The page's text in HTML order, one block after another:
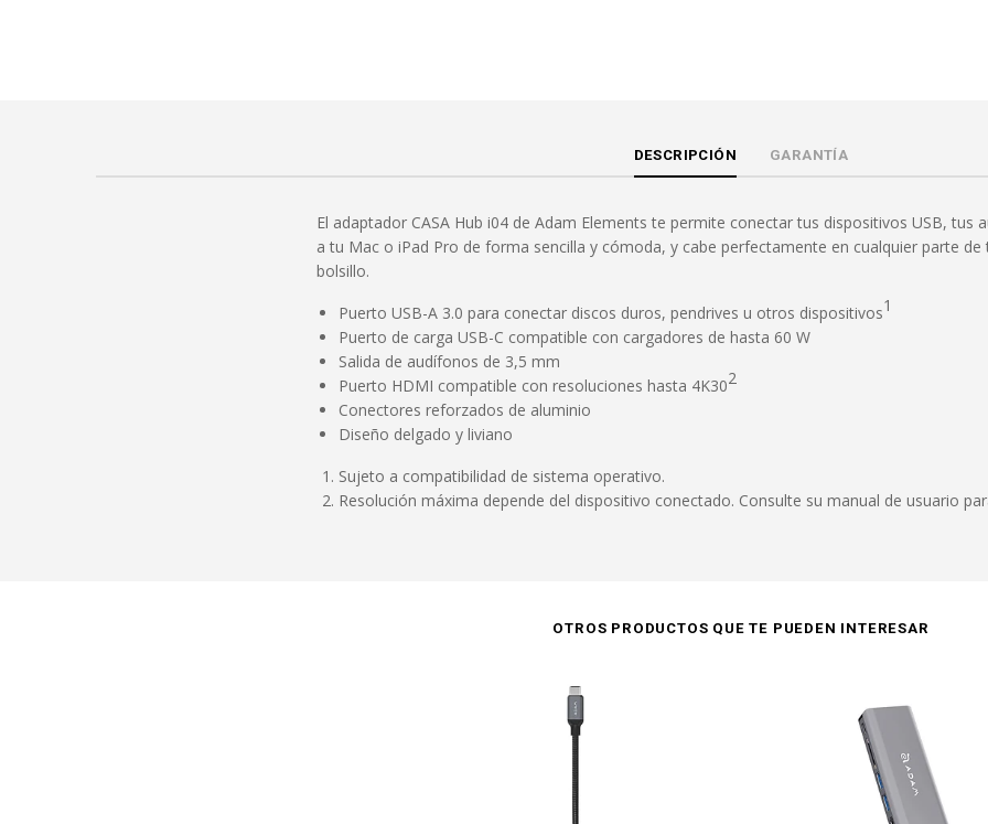
DESCRIPCIÓN GARANTÍA
El adaptador CASA Hub i04 de Adam Elements te permite conectar tus dispositivos USB, tus
a tu Mac o iPad Pro de forma sencilla y cómoda, y cabe perfectamente en cualquier parte
bolsillo.
Puerto USB-A 3.0 para conectar discos duros, pendrives u otros dispositivos1
Puerto de carga USB-C compatible con cargadores de hasta 60 W
Salida de audífonos de 3,5 mm
Puerto HDMI compatible con resoluciones hasta 4K302
Conectores reforzados de aluminio
Diseño delgado y liviano
Sujeto a compatibilidad de sistema operativo.
Resolución máxima depende del dispositivo conectado. Consulte su manual de usuario
OTROS PRODUCTOS QUE TE PUEDEN INTERESAR